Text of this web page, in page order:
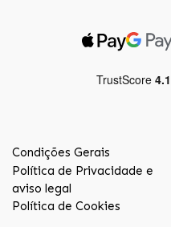
Condições Gerais
Política de Privacidade e
aviso legal
Política de Cookies